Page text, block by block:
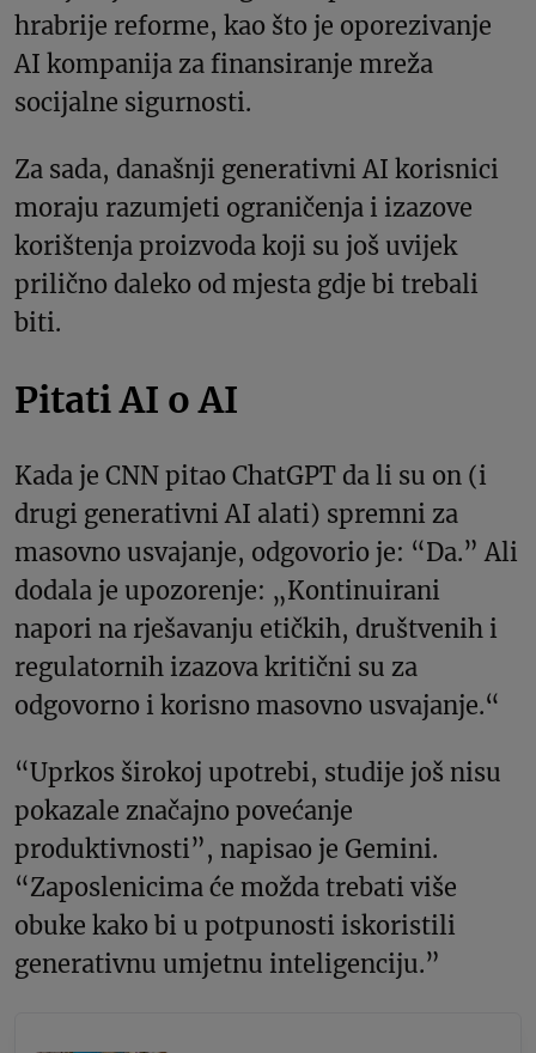
hrabrije reforme, kao što je oporezivanje
AI kompanija za finansiranje mreža
socijalne sigurnosti.
Za sada, današnji generativni AI korisnici
moraju razumjeti ograničenja i izazove
korištenja proizvoda koji su još uvijek
prilično daleko od mjesta gdje bi trebali
biti.
Pitati AI o AI
Kada je CNN pitao ChatGPT da li su on (i
drugi generativni AI alati) spremni za
masovno usvajanje, odgovorio je: “Da.” Ali
dodala je upozorenje: „Kontinuirani
napori na rješavanju etičkih, društvenih i
regulatornih izazova kritični su za
odgovorno i korisno masovno usvajanje.“
“Uprkos širokoj upotrebi, studije još nisu
pokazale značajno povećanje
produktivnosti”, napisao je Gemini.
“Zaposlenicima će možda trebati više
obuke kako bi u potpunosti iskoristili
generativnu umjetnu inteligenciju.”